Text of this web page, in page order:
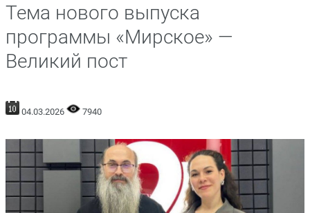
Тема нового выпуска
программы «Мирское» —
Великий пост
04.03.2026 7940